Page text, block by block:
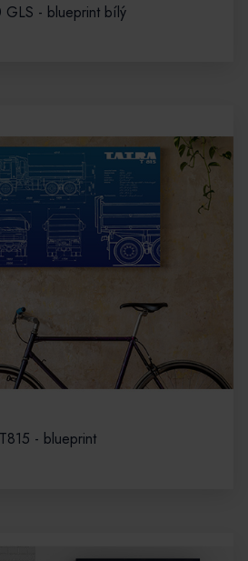
GLS - blueprint bílý
- blueprint